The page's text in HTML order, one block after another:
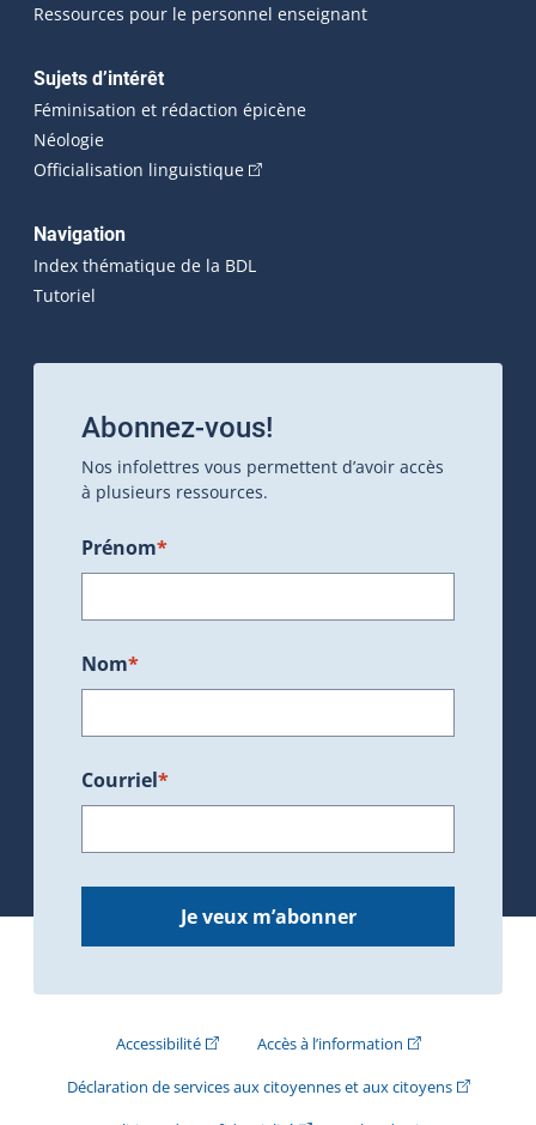
Ressources pour le personnel enseignant
Sujets d’intérêt
Féminisation et rédaction épicène
Néologie
Officialisation linguistique(Cet hyperlien externe s'ouvrira
Navigation
Index thématique de la BDL
Tutoriel
Abonnez-vous!
Nos infolettres vous permettent d’avoir accès
à plusieurs ressources.
Prénom*
Nom*
Courriel*
Je veux m’abonner
Accessibilité(Cet hyperlien externe s'ouvrira dans une
Accès à l’information(Cet hyperlien
Déclaration de services aux citoyennes et aux citoyens(Cet